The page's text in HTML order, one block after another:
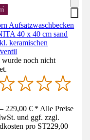
Aufsatzwaschbecken
40 x 40 cm sand
keramischen
noch nicht
229,00 € * Alle Preise
und ggf. zzgl.
pro ST229,00